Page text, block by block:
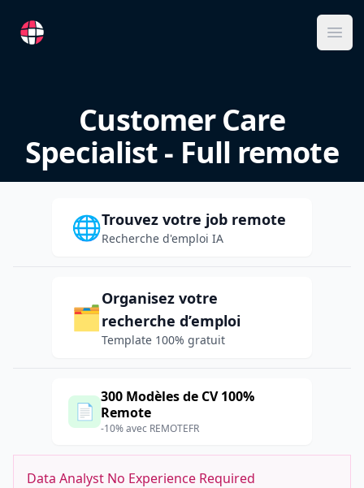
RemoteFR
Customer Care
Specialist - Full remote
🌐Trouvez votre job remote
Recherche d'emploi IA
🗂️
Organisez votre
recherche d’emploi
Template 100% gratuit
📄
300 Modèles de CV 100%
Remote
-10% avec REMOTEFR
Data Analyst No Experience Required